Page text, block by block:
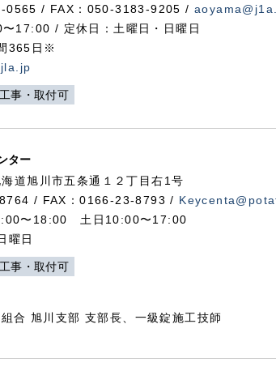
0565 / FAX：050-3183-9205 /
17:00 / 定休日：土曜日・日曜日
365日※
工事・取付可
ター
道旭川市五条通１２丁目右1号
/ FAX：0166-23-8793 /
〜18:00 土日10:00〜17:00
曜日
工事・取付可
合 旭川支部 支部長、一級錠施工技師